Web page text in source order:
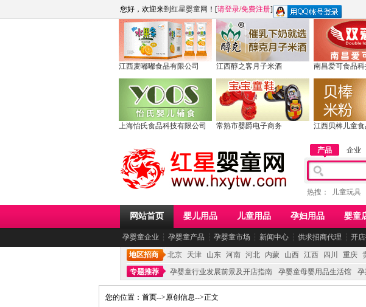
您好，欢迎来到 红星婴童网 ！[请登录/免费注册]
江西麦嘟嘟食品有限公司 江西醇之客月子米酒 南昌爱可食品科
上海怡氏食品科技有限公司 常熟市婴爵电子商务 江西贝棒儿童食
产品 企业
热搜： 儿童玩具
网站首页 婴儿用品 儿童用品 孕妇用品 婴童
孕婴童企业 ┆ 孕婴童产品 ┆ 孕婴童市场 ┆ 新闻中心 ┆ 供求招商代理 ┆ 开
地区招商 北京 天津 山东 河南 河北 内蒙 山西 江西 四川 重庆
专题推荐
孕婴童行业发展前景及开店指南 孕婴童母婴用品生活馆 孕
您的位置： 首页-->原创信息-->正文